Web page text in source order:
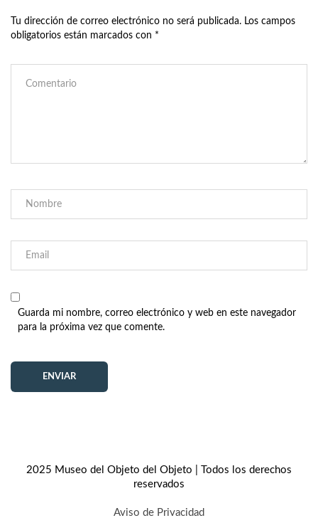
Tu dirección de correo electrónico no será publicada. Los campos
obligatorios están marcados con *
Guarda mi nombre, correo electrónico y web en este navegador
para la próxima vez que comente.
2025 Museo del Objeto del Objeto | Todos los derechos
reservados
Aviso de Privacidad